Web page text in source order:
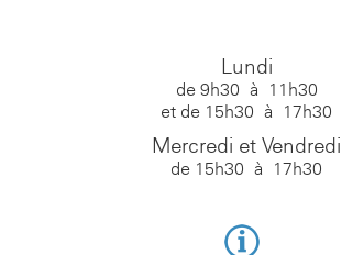
Lundi
de 9h30 à 11h30
et de 15h30 à 17h30
Mercredi et Vendredi
de 15h30 à 17h30